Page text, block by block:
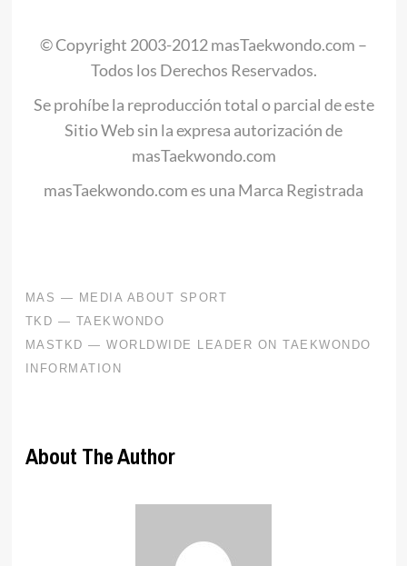
© Copyright 2003-2012 masTaekwondo.com –
Todos los Derechos Reservados.
Se prohíbe la reproducción total o parcial de este
Sitio Web sin la expresa autorización de
masTaekwondo.com
masTaekwondo.com es una Marca Registrada
About The Author